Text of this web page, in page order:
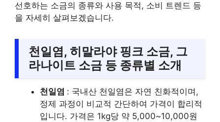
선호하는 소금의 종류와 사용 목적, 소비 트렌드 등
을 자세히 살펴보겠습니다.
천일염, 히말라야 핑크 소금, 그
라나이트 소금 등 종류별 소개
천일염 : 국내산 천일염은 자연 친화적이며,
정제 과정이 비교적 간단하여 가격이 합리적
입니다. 가격은 1kg당 약 5,000~10,000원